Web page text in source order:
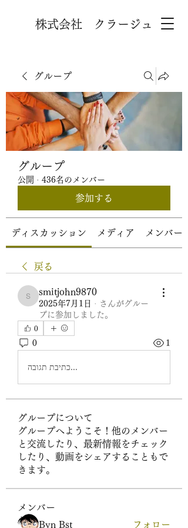
株式会社 クラージュ
グループ
グループ
公開 · 436名のメンバー
参加する
ディスカッション メディア メンバー
戻る
smitjohn9870
smitjohn9870
2025年7月1日 · さんがグルー
プに参加しました。
0
0 1
グループについて
グループへようこそ！他のメンバー
と交流したり、最新情報をチェック
したり、動画をシェアすることもで
きます。
メンバー
Byn Bst
フォロー